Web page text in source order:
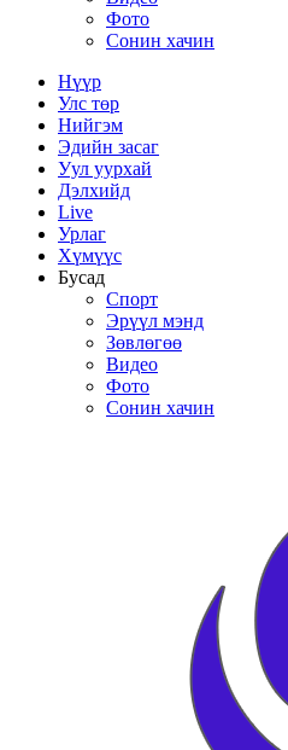
Фото
Сонин хачин
Нүүр
Улс төр
Нийгэм
Эдийн засаг
Уул уурхай
Дэлхийд
Live
Урлаг
Хүмүүс
Бусад
Спорт
Эрүүл мэнд
Зөвлөгөө
Видео
Фото
Сонин хачин